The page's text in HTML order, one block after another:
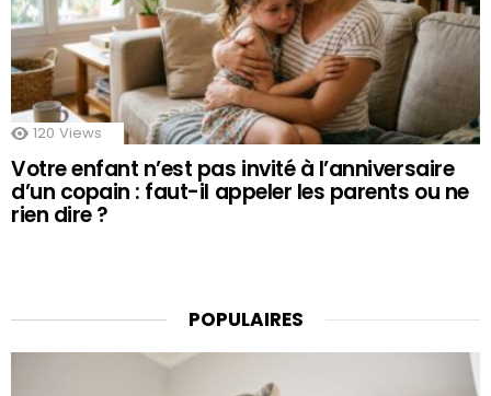
120 Views
Votre enfant n’est pas invité à l’anniversaire
d’un copain : faut-il appeler les parents ou ne
rien dire ?
POPULAIRES